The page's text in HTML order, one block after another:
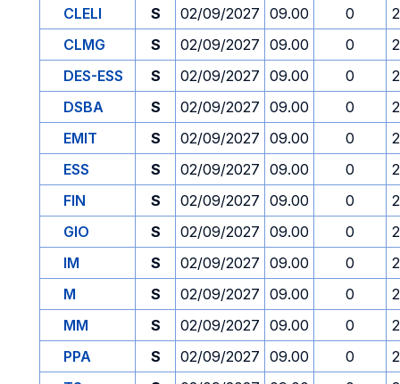
CLELI S 02/09/2027 09.00 0
CLMG
S 02/09/2027 09.00 0
DES-ESS
S 02/09/2027 09.00 0
DSBA
S 02/09/2027 09.00 0
EMIT
S 02/09/2027 09.00 0
ESS
S 02/09/2027 09.00 0
FIN
S 02/09/2027 09.00 0
GIO
S 02/09/2027 09.00 0
IM
S 02/09/2027 09.00 0
M
S 02/09/2027 09.00 0
MM
S 02/09/2027 09.00 0
PPA
S 02/09/2027 09.00 0